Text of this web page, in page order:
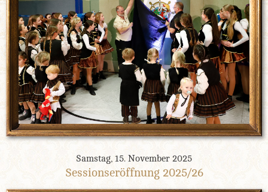
Samstag, 15. November 2025
Sessionseröffnung 2025/26